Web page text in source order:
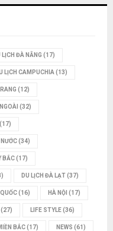
LỊCH ĐÀ NẴNG (17)
LỊCH CAMPUCHIA (13)
(12)
(32)
(17)
(34)
BẮC(17)
DU LỊCH ĐÀ LẠT(37)
(16) HÀ NỘI (17)
(27) LIFE STYLE(36)
BẮC(17) NEWS (61)